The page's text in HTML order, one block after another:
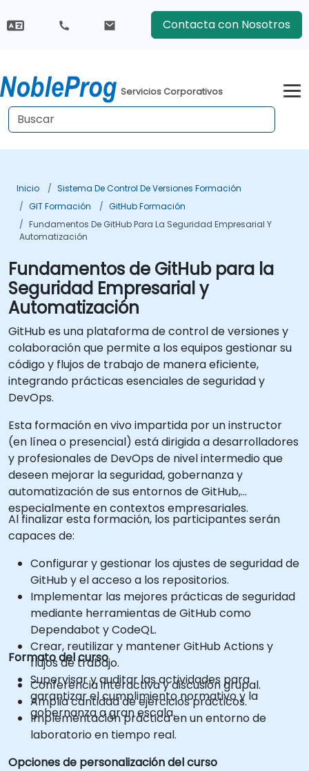
Contacta con Nosotros
Servicios Corporativos
Inicio
Sistema De Control De Versiones Formación
GIT Formación
GitHub Formación
Fundamentos De GitHub Para La Seguridad Empresarial Y
Automatización
Fundamentos de GitHub para la
Seguridad Empresarial y
Automatización
GitHub es una plataforma de control de versiones y
colaboración que permite a los equipos gestionar su
código y flujos de trabajo de manera eficiente,
integrando prácticas esenciales de seguridad y
DevOps.
Esta formación en vivo impartida por un instructor
(en línea o presencial) está dirigida a desarrolladores
y profesionales de DevOps de nivel intermedio que
deseen mejorar la seguridad, gobernanza y
automatización de sus entornos de GitHub,
especialmente en contextos empresariales.
Al finalizar esta formación, los participantes serán
capaces de:
Configurar y gestionar los ajustes de seguridad de
GitHub y el acceso a los repositorios.
Implementar las mejores prácticas de seguridad
mediante herramientas de GitHub como
Dependabot y CodeQL.
Crear, reutilizar y mantener GitHub Actions y
flujos de trabajo.
Supervisar y auditar las actividades para
garantizar el cumplimiento normativo y la
gobernanza a gran escala.
Formato del curso
Conferencia interactiva y discusión grupal.
Amplia cantidad de ejercicios prácticos.
Implementación práctica en un entorno de
laboratorio en tiempo real.
Opciones de personalización del curso